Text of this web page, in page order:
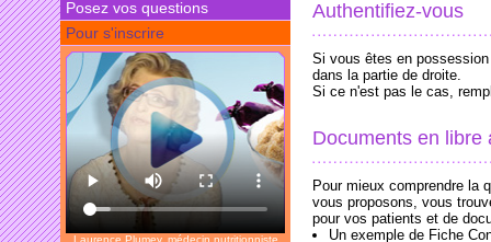
Posez vos questions
Pour s'inscrire
Laurence Plumey, médecin nutritionniste,
Authentifiez-vous
Si vous êtes en
dans la partie de droite.
Si ce n'est pas le cas,
Documents en libre
Pour mieux comprendre la
vous proposons, vous
pour vos patients et de
Un exemple de Fiche